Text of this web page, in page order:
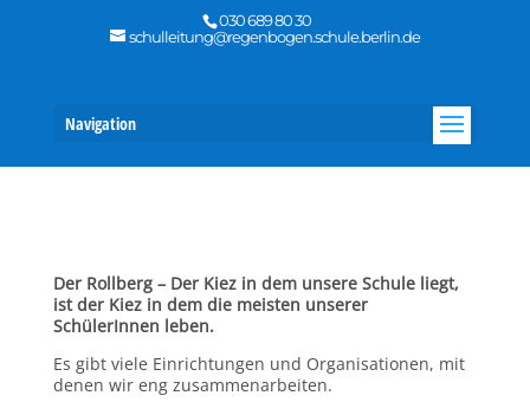
030 689 80 30
schulleitung@regenbogen.schule.berlin.de
Navigation
Der Rollberg – Der Kiez in dem unsere Schule liegt,
ist der Kiez in dem die meisten unserer
SchülerInnen leben.
Es gibt viele Einrichtungen und Organisationen, mit
denen wir eng zusammenarbeiten.